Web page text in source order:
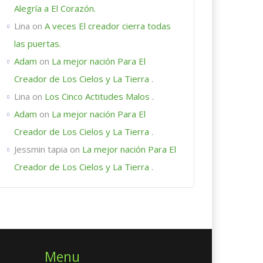
Alegría a El Corazón.
Lina on A veces El creador cierra todas
las puertas.
Adam on La mejor nación Para El
Creador de Los Cielos y La Tierra .
Lina on Los Cinco Actitudes Malos .
Adam on La mejor nación Para El
Creador de Los Cielos y La Tierra .
Jessmin tapia on La mejor nación Para El
Creador de Los Cielos y La Tierra .
Menu